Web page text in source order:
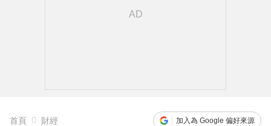
首頁 財經 加入為 Google 偏好來源